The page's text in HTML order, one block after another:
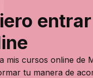
mis cursos online de
tu manera de